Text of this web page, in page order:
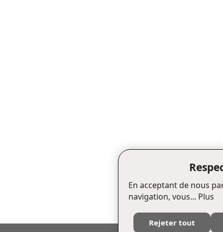
En acceptant de nous
navigation, vous... Plus
Rejeter tout